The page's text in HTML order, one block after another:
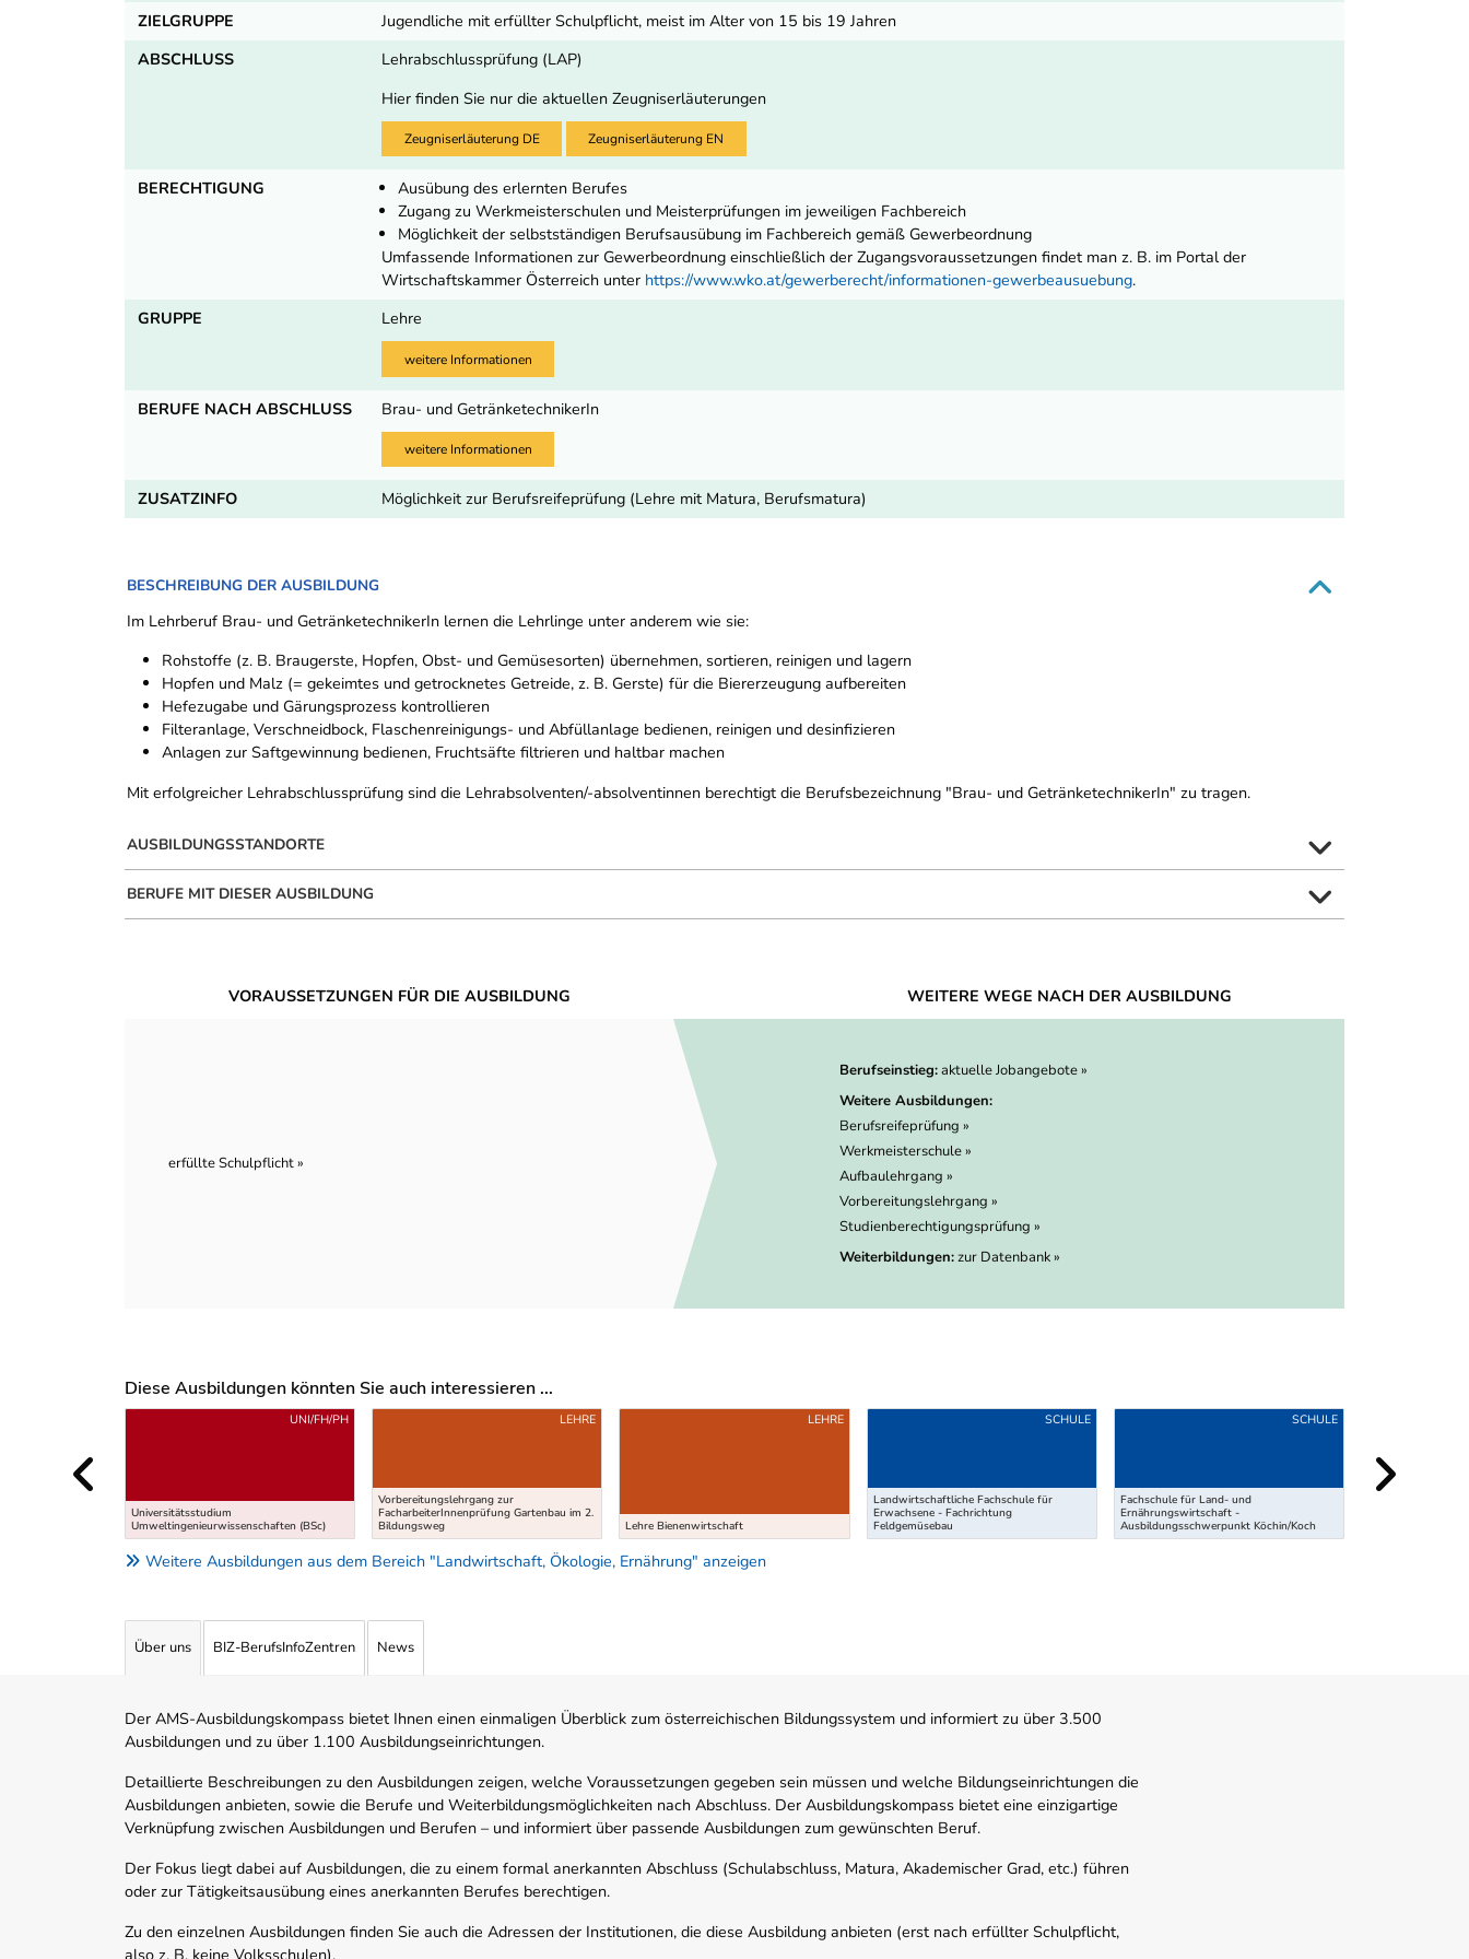
ZIELGRUPPE
Jugendliche mit erfüllter Schulpflicht, meist im Alter von 15 bis 19 Jahren
ABSCHLUSS
Lehrabschlussprüfung (LAP)
Hier finden Sie nur die aktuellen Zeugniserläuterungen
Zeugniserläuterung DE Zeugniserläuterung EN
BERECHTIGUNG
Ausübung des erlernten Berufes
Zugang zu Werkmeisterschulen und Meisterprüfungen im jeweiligen Fachbereich
Möglichkeit der selbstständigen Berufsausübung im Fachbereich gemäß Gewerbeordnung
Umfassende Informationen zur Gewerbeordnung einschließlich der Zugangsvoraussetzungen findet man z. B. im Portal der
Wirtschaftskammer Österreich unter https://www.wko.at/gewerberecht/informationen-gewerbeausuebung.
GRUPPE
Lehre
weitere Informationen
BERUFE NACH ABSCHLUSS Brau- und GetränketechnikerIn
weitere Informationen
ZUSATZINFO Möglichkeit zur Berufsreifeprüfung (Lehre mit Matura, Berufsmatura)
BESCHREIBUNG DER AUSBILDUNG
Im Lehrberuf Brau- und GetränketechnikerIn lernen die Lehrlinge unter anderem wie sie:
Rohstoffe (z. B. Braugerste, Hopfen, Obst- und Gemüsesorten) übernehmen, sortieren, reinigen und lagern
Hopfen und Malz (= gekeimtes und getrocknetes Getreide, z. B. Gerste) für die Biererzeugung aufbereiten
Hefezugabe und Gärungsprozess kontrollieren
Filteranlage, Verschneidbock, Flaschenreinigungs- und Abfüllanlage bedienen, reinigen und desinfizieren
Anlagen zur Saftgewinnung bedienen, Fruchtsäfte filtrieren und haltbar machen
Mit erfolgreicher Lehrabschlussprüfung sind die Lehrabsolventen/-absolventinnen berechtigt die Berufsbezeichnung "Brau- und GetränketechnikerIn" zu tragen.
AUSBILDUNGSSTANDORTE
BERUFE MIT DIESER AUSBILDUNG
VORAUSSETZUNGEN FÜR DIE AUSBILDUNG
erfüllte Schulpflicht »
WEITERE WEGE NACH DER AUSBILDUNG
Berufseinstieg:aktuelle Jobangebote »
Weitere Ausbildungen:
Berufsreifeprüfung »
Werkmeisterschule »
Aufbaulehrgang »
Vorbereitungslehrgang »
Studienberechtigungsprüfung »
Weiterbildungen:zur Datenbank »
Diese Ausbildungen könnten Sie auch interessieren ...
Uber weitere Ausbildungsvorschläge
Universitätsstudium
Umweltingenieurwissenschaften (BSc)
UNI/FH/PH
Vorbereitungslehrgang zur
FacharbeiterInnenprüfung Gartenbau im 2.
Bildungsweg
LEHRE
Lehre Bienenwirtschaft
LEHRE
Landwirtschaftliche Fachschule für
Erwachsene - Fachrichtung
Feldgemüsebau
SCHULE
Fachschule für Land- und
Ernährungswirtschaft -
Ausbildungsschwerpunkt Köchin/Koch
SCHULE
Weitere Ausbildungen aus dem Bereich "Landwirtschaft, Ökologie, Ernährung" anzeigen
Über uns BIZ-BerufsInfoZentren News
Der AMS-Ausbildungskompass bietet Ihnen einen einmaligen Überblick zum österreichischen Bildungssystem und informiert zu über 3.500
Ausbildungen und zu über 1.100 Ausbildungseinrichtungen.
Detaillierte Beschreibungen zu den Ausbildungen zeigen, welche Voraussetzungen gegeben sein müssen und welche Bildungseinrichtungen die
Ausbildungen anbieten, sowie die Berufe und Weiterbildungsmöglichkeiten nach Abschluss. Der Ausbildungskompass bietet eine einzigartige
Verknüpfung zwischen Ausbildungen und Berufen – und informiert über passende Ausbildungen zum gewünschten Beruf.
Der Fokus liegt dabei auf Ausbildungen, die zu einem formal anerkannten Abschluss (Schulabschluss, Matura, Akademischer Grad, etc.) führen
oder zur Tätigkeitsausübung eines anerkannten Berufes berechtigen.
Zu den einzelnen Ausbildungen finden Sie auch die Adressen der Institutionen, die diese Ausbildung anbieten (erst nach erfüllter Schulpflicht,